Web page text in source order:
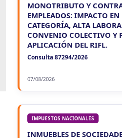
MONOTRIBUTO Y
EMPLEADOS: IMPACTO EN
CATEGORÍA, ALTA
CONVENIO COLECTIVO Y
APLICACIÓN DEL RIFL.
Consulta 87294/2026
07/08/2026
IMPUESTOS NACIONALES
INMUEBLES DE